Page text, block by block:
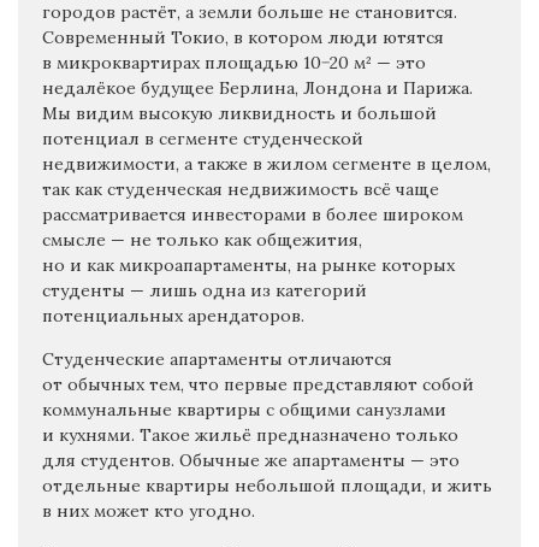
городов растёт, а земли больше не становится.
Современный Токио, в котором люди ютятся
в микроквартирах площадью 10−20 м² — это
недалёкое будущее Берлина, Лондона и Парижа.
Мы видим высокую ликвидность и большой
потенциал в сегменте студенческой
недвижимости, а также в жилом сегменте в целом,
так как студенческая недвижимость всё чаще
рассматривается инвесторами в более широком
смысле — не только как общежития,
но и как микроапартаменты, на рынке которых
студенты — лишь одна из категорий
потенциальных арендаторов.
Студенческие апартаменты отличаются
от обычных тем, что первые представляют собой
коммунальные квартиры с общими санузлами
и кухнями. Такое жильё предназначено только
для студентов. Обычные же апартаменты — это
отдельные квартиры небольшой площади, и жить
в них может кто угодно.